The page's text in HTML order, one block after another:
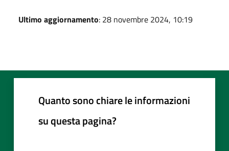
Ultimo aggiornamento: 28 novembre 2024, 10:19
Quanto sono chiare le informazioni
su questa pagina?